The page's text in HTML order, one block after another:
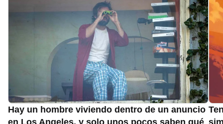
Hay un hombre viviendo dentro de un anuncio
en Los Angeles, y solo unos pocos saben qué